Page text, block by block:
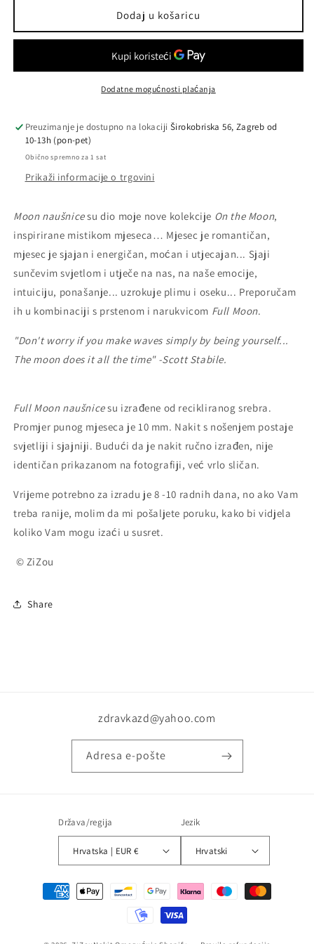
/
naušnice
male
Moon
/
naušnice
male
Dodaj u košaricu
Dodatne mogućnosti plaćanja
Preuzimanje je dostupno na lokaciji Širokobriska 56, Zagreb od
10-13h (pon-pet)
Obično spremno za 1 sat
Prikaži informacije o trgovini
Moon naušnicesu dio moje nove kolekcije On the Moon,
inspirirane mistikom mjeseca… Mjesec je romantičan,
mjesec je sjajan i energičan, moćan i utjecajan... Sjaji
sunčevim svjetlom i utječe na nas, na naše emocije,
intuiciju, ponašanje... uzrokuje plimu i oseku... Preporučam
ih u kombinaciji s prstenom i narukvicom Full Moon.
"Don't worry if you make waves simply by being yourself...
The moon does it all the time" -Scott Stabile.
Full Moon naušnicesu izrađene od recikliranog srebra.
Promjer punog mjeseca je 10 mm. Nakit s nošenjem postaje
svjetliji i sjajniji. Budući da je nakit ručno izrađen, nije
identičan prikazanom na fotografiji, već vrlo sličan.
Vrijeme potrebno za izradu je 8 -10 radnih dana, no ako Vam
treba ranije, molim da mi pošaljete poruku, kako bi vidjela
koliko Vam mogu izaći u susret.
© ZiZou
Share
zdravkazd@yahoo.com
Adresa e-pošte
Država/regija
Hrvatska | EUR €
Jezik
Hrvatski
Načini
plaćanja